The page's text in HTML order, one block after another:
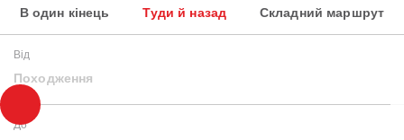
В один кінець Туди й назад Складний маршрут
Від
Походження
До